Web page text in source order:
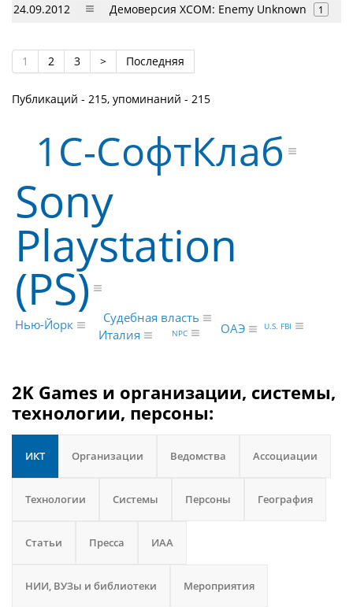
24.09.2012 Демоверсия XCOM: Enemy Unknown 1
1 2 3 > Последняя
Публикаций - 215, упоминаний - 215
Sony
Playstation
(PS)
1С-СофтКлаб
Нью-Йорк Судебная власть
ОАЭ
Италия
U.S. FBI
NPC
2K Games и организации, системы,
технологии, персоны:
ИКТ Организации Ведомства Ассоциации
Технологии Системы Персоны География
Статьи Пресса ИАА
НИИ, ВУЗы и библиотеки Мероприятия